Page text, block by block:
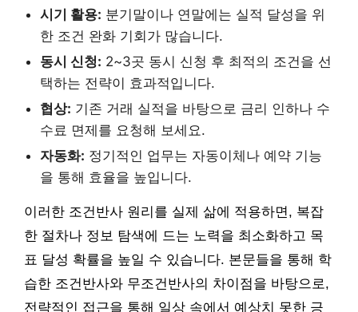
시기 활용: 분기말이나 연말에는 실적 달성을 위
한 조건 완화 기회가 많습니다.
동시 신청: 2~3곳 동시 신청 후 최적의 조건을 선
택하는 전략이 효과적입니다.
협상: 기존 거래 실적을 바탕으로 금리 인하나 수
수료 면제를 요청해 보세요.
자동화: 정기적인 업무는 자동이체나 예약 기능
을 통해 효율을 높입니다.
이러한 조건반사 원리를 실제 삶에 적용하면, 복잡
한 절차나 정보 탐색에 드는 노력을 최소화하고 목
표 달성 확률을 높일 수 있습니다. 본문들을 통해 학
습한 조건반사와 무조건반사의 차이점을 바탕으로,
전략적인 접근을 통해 일상 속에서 예상치 못한 긍